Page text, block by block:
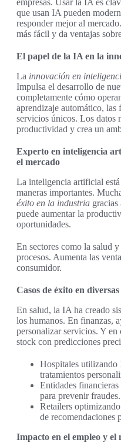
empresas. Usar la IA es
que usan IA pueden
responder mejor al
más fácil y da ventajas
El papel de la IA en la
La innovación en
Impulsa el desarrollo de
completamente cómo
aprendizaje automático, las
servicios únicos. Los datos
productividad y crea un
Experto en inteligencia
el mercado
La inteligencia artificial
maneras importantes.
éxito en la industria
puede aumentar la
oportunidades.
En sectores como la salud
procesos. Aumenta las
consumidor.
Casos de éxito en
En salud, la IA ha creado
los humanos. En finanzas,
personalizar servicios. Y
stock con predicciones
Hospitales utilizando
tratamientos
Entidades
para prevenir fraudes.
Retailers
de recomendaciones
Impacto en el empleo y el